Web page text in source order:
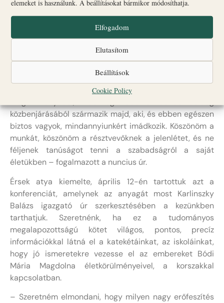
elemeket is használunk. A beállításokat bármikor módosíthatja.
Elfogadom
Elutasítom
Beállítások
Cookie Policy
érintő fenyegetésekre, a nőkkel szembeni méltatlan
bánásmódra, illetve a mai világban létező bizonyos
ideológiákból eredő elnyomásra. Így tehát
mindannyian találhatunk olyan területet, ahol
módunkban áll tanúságot tenni. Ezek tehát egy teret
adnak nekünk, hogy tanúságot tegyünk a világban.
Ehhez azonban szükségünk van segítségre, amely
segítség származhat például a kutatásból vagy egy jól
megírt könyvből, de leginkább a leendő boldog
közbenjárásából származik majd, aki, és ebben egészen
biztos vagyok, mindannyiunkért imádkozik. Köszönöm a
munkát, köszönöm a résztvevőknek a jelenlétet, és ne
féljenek tanúságot tenni a szabadságról a saját
életükben – fogalmazott a nuncius úr.
Érsek atya kiemelte, április 12-én tartottuk azt a
konferenciát, amelynek az anyagát most Karlinszky
Balázs igazgató úr szerkesztésében a kezünkben
tarthatjuk. Szeretnénk, ha ez a tudományos
megalapozottságú kötet világos, pontos, precíz
információkkal látná el a katekétáinkat, az iskoláinkat,
hogy jó ismeretekre vezesse el az embereket Bódi
Mária Magdolna életkörülményeivel, a korszakkal
kapcsolatban.
– Szeretném elmondani, hogy milyen nagy erőfeszítés